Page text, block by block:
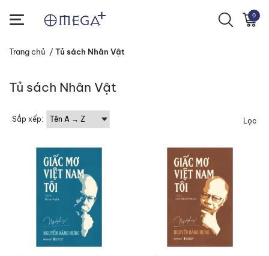
0
Trang chủ / Tủ sách Nhân Vật
Tủ sách Nhân Vật
Sắp xếp: Lọc